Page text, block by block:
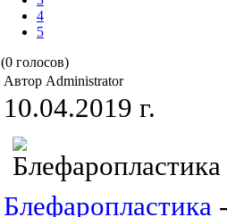
4
5
(0 голосов)
Автор Administrator
10.04.2019 г.
Блефаропластика